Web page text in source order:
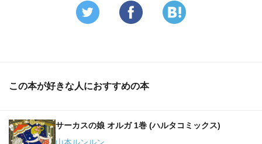
この本が好きな人におすすめの本
サーカスの娘 オルガ 1巻 (ハルタコミックス)